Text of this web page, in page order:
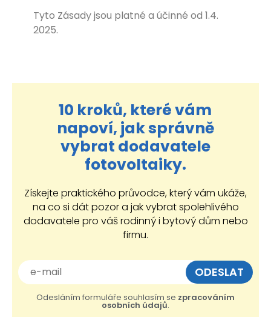
Tyto Zásady jsou platné a účinné od 1.4.
2025.
10 kroků, které vám
napoví, jak správně
vybrat dodavatele
fotovoltaiky.
Získejte praktického průvodce, který vám ukáže,
na co si dát pozor a jak vybrat spolehlivého
dodavatele pro váš rodinný i bytový dům nebo
firmu.
Odesláním formuláře souhlasím se zpracováním
osobních údajů.